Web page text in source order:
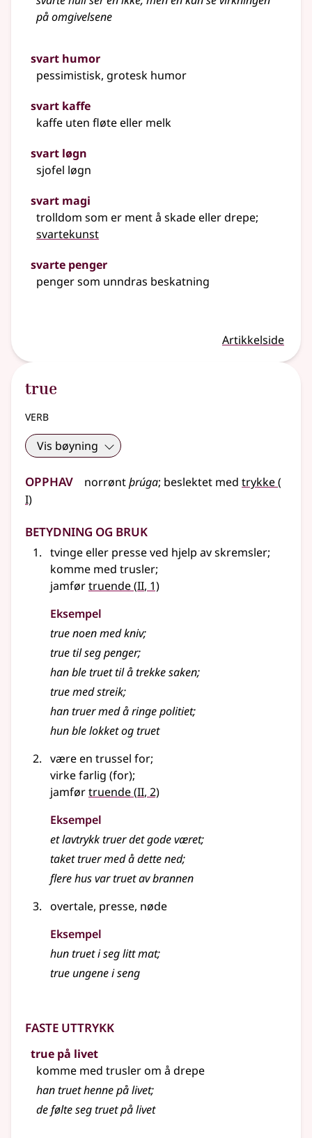
på omgivelsene
svart humor
pessimistisk, grotesk humor
svart kaffe
kaffe uten fløteeller melk
svart løgn
sjofel løgn
svart magi
trolldom som er ment å skade eller drepe;
svartekunst
svarte penger
penger som unndras beskatning
Artikkelside
true
verb
Vis bøyning
Opphav norrøntþrúga; beslektet med trykke(
I)
Betydning og bruk
tvingeeller presse ved hjelp av skremsler;
komme med trusler;
jamførtruende(2
II, 1)
Eksempel
true noen med kniv;
truetil seg penger;
han ble truet til å trekke saken;
truemed streik;
han truer med å ringe politiet;
hun ble lokket og truet
være en trussel for;
virke farlig (for);
jamførtruende(2
II, 2)
Eksempel
et lavtrykktruerdet gode været;
takettruermed å dette ned;
flere hus vartruetav brannen
overtale, presse, nøde
Eksempel
hun truet i seg litt mat;
true ungene i seng
Faste uttrykk
true på livet
komme med trusler om å drepe
han truet henne på livet;
de følte seg truet på livet